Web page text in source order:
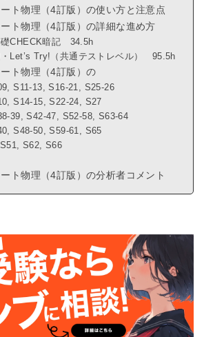
ト物理（4訂版）の使い方と注意点
ト物理（4訂版）の詳細な進め方
CHECK暗記 34.5h
Let’s Try!（共通テストレベル） 95.5h
ト物理（4訂版）の
S11-13, S16-21, S25-26
S14-15, S22-24, S27
39, S42-47, S52-58, S63-64
S48-50, S59-61, S65
S62, S66
ト物理（4訂版）の分析者コメント